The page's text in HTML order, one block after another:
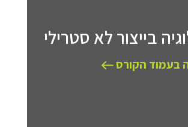
בייצור לא סטרילי
בעמוד הקורס